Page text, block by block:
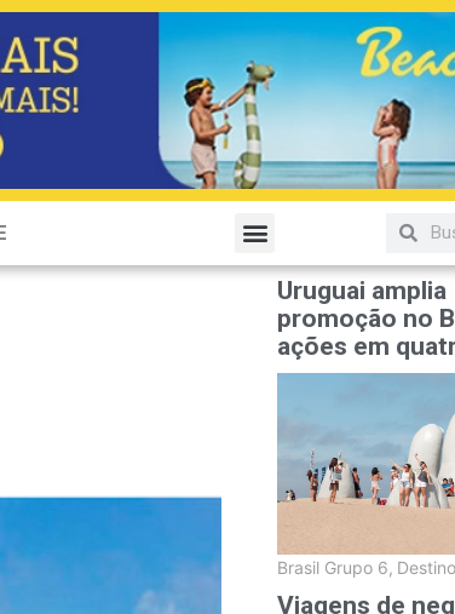
Uruguai amplia
promoção no
ações em
Brasil Grupo 6,
Viagens de